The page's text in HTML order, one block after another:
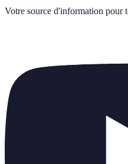
Votre source d'information pour